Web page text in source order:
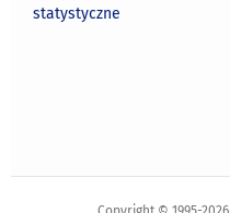
statystyczne